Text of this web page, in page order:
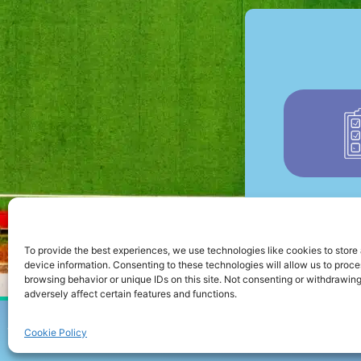
To provide the best experiences, we use technologies like cookies to
device information. Consenting to these technologies will allow us to
browsing behavior or unique IDs on this site. Not consenting or
adversely affect certain features and functions.
Cookie Policy
trainingslager.com